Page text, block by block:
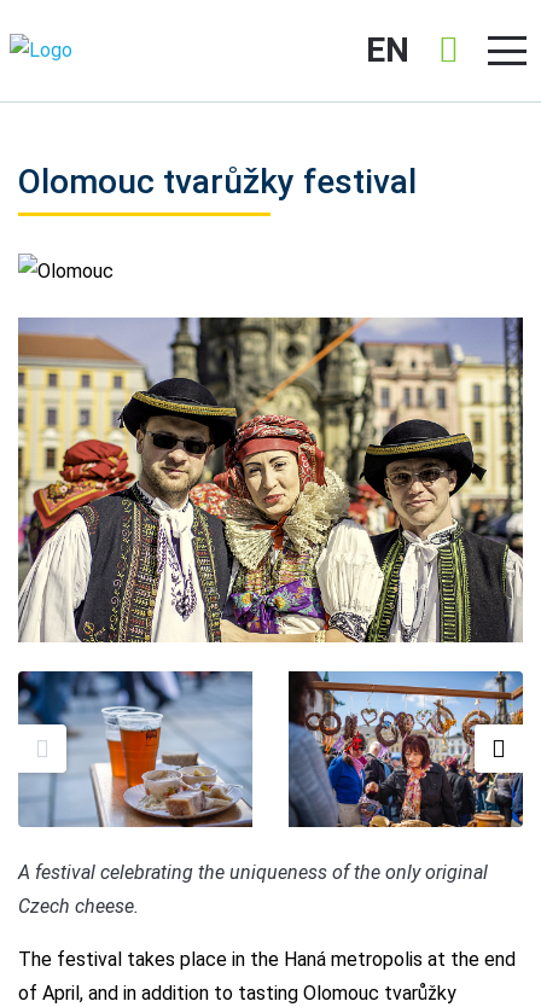
EN
Olomouc tvarůžky festival
Olomouc
A festival celebrating the uniqueness of the only original
Czech cheese.
The festival takes place in the Haná metropolis at the end
of April, and in addition to tasting Olomouc tvarůžky